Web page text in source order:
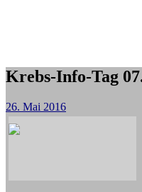
Krebs-Info-Tag
26. Mai 2016